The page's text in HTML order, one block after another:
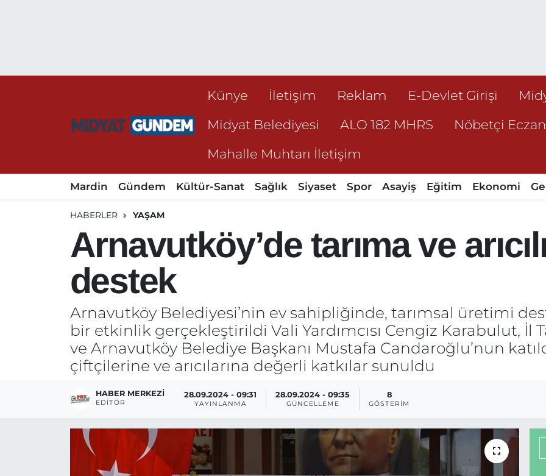
Künye İletişim Reklam E-Devlet Girişi
Midyat Belediyesi
ALO 182 MHRS Nöbetçi
Mahalle Muhtarı İletişim
Mardin Gündem Kültür-Sanat Sağlık Siyaset Spor Asayiş Eğitim Ekonomi
HABERLER YAŞAM
Arnavutköy’de tarıma ve
destek
Arnavutköy Belediyesi’nin ev sahipliğinde, tarımsal üretimi
bir etkinlik gerçekleştirildi Vali Yardımcısı Cengiz Karabulut, İl
ve Arnavutköy Belediye Başkanı Mustafa Candaroğlu’nun
çiftçilerine ve arıcılarına değerli katkılar sunuldu
HABER MERKEZI
EDITÖR
28.09.2024 - 09:31
YAYINLANMA
28.09.2024 - 09:35
GÜNCELLEME
8
GÖSTERIM